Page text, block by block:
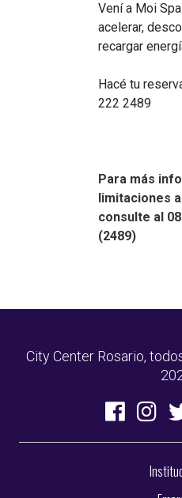
Vení a Moi
acelerar,
recargar
Hacé tu
222 2489
Para más
limitaciones
consulte al
(2489)
City Center Rosario,